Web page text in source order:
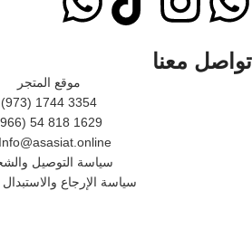
تواصل معنا
موقع المتجر
(973) 1744 3354
54 818 1629
Info@asasiat.online
سياسة التوصيل
سياسة الإرجاع والاستبدال